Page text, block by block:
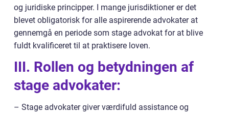
og juridiske principper. I mange jurisdiktioner er det
blevet obligatorisk for alle aspirerende advokater at
gennemgå en periode som stage advokat for at blive
fuldt kvalificeret til at praktisere loven.
III. Rollen og betydningen af
stage advokater:
– Stage advokater giver værdifuld assistance og